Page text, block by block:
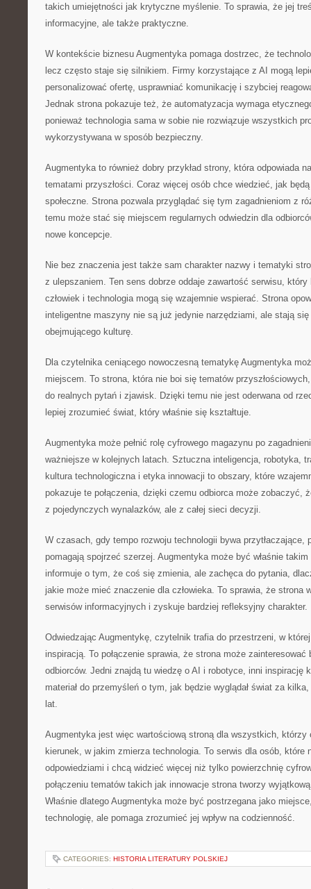
takich umiejętności jak krytyczne myślenie. To sprawia, że jej
informacyjne, ale także praktyczne.
W kontekście biznesu Augmentyka pomaga dostrzec, że
lecz często staje się silnikiem. Firmy korzystające z AI mogą
personalizować ofertę, usprawniać komunikację i szybciej
Jednak strona pokazuje też, że automatyzacja wymaga
ponieważ technologia sama w sobie nie rozwiązuje wszystkich
wykorzystywana w sposób bezpieczny.
Augmentyka to również dobry przykład strony, która odpowiada
tematami przyszłości. Coraz więcej osób chce wiedzieć, jak będą
społeczne. Strona pozwala przyglądać się tym zagadnieniom z
temu może stać się miejscem regularnych odwiedzin dla
nowe koncepcje.
Nie bez znaczenia jest także sam charakter nazwy i tematyki
z ulepszaniem. Ten sens dobrze oddaje zawartość serwisu,
człowiek i technologia mogą się wzajemnie wspierać. Strona
inteligentne maszyny nie są już jedynie narzędziami, ale stają
obejmującego kulturę.
Dla czytelnika ceniącego nowoczesną tematykę Augmentyka
miejscem. To strona, która nie boi się tematów
do realnych pytań i zjawisk. Dzięki temu nie jest oderwana od
lepiej zrozumieć świat, który właśnie się kształtuje.
Augmentyka może pełnić rolę cyfrowego magazynu po
ważniejsze w kolejnych latach. Sztuczna inteligencja, robotyka,
kultura technologiczna i etyka innowacji to obszary, które
pokazuje te połączenia, dzięki czemu odbiorca może zobaczyć,
z pojedynczych wynalazków, ale z całej sieci decyzji.
W czasach, gdy tempo rozwoju technologii bywa przytłaczające,
pomagają spojrzeć szerzej. Augmentyka może być właśnie
informuje o tym, że coś się zmienia, ale zachęca do pytania,
jakie może mieć znaczenie dla człowieka. To sprawia, że strona
serwisów informacyjnych i zyskuje bardziej refleksyjny charakter.
Odwiedzając Augmentykę, czytelnik trafia do przestrzeni, w
inspiracją. To połączenie sprawia, że strona może zainteresować
odbiorców. Jedni znajdą tu wiedzę o AI i robotyce, inni inspirację
materiał do przemyśleń o tym, jak będzie wyglądał świat za
lat.
Augmentyka jest więc wartościową stroną dla wszystkich, którzy
kierunek, w jakim zmierza technologia. To serwis dla osób, które
odpowiedziami i chcą widzieć więcej niż tylko powierzchnię
połączeniu tematów takich jak innowacje strona tworzy
Właśnie dlatego Augmentyka może być postrzegana jako
technologię, ale pomaga zrozumieć jej wpływ na codzienność.
CATEGORIES: HISTORIA LITERATURY POLSKIEJ